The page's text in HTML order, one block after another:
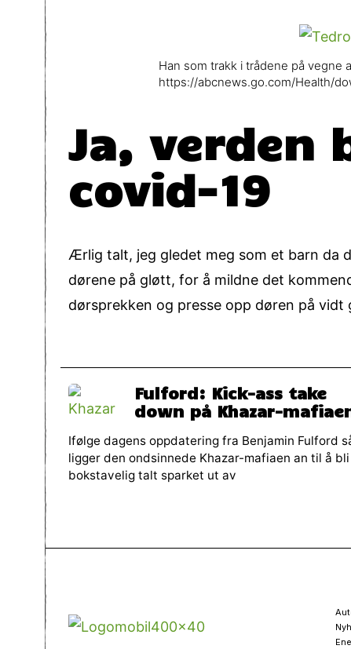
Han som trakk i trådene på vegne
https://abcnews.go.com/Health/
Ja, verden
covid-19
Ærlig talt, jeg gledet meg som et barn da
dørene på gløtt, for å mildne det
dørsprekken og presse opp døren på vidt
Fulford: Kick-ass take
down på Khazar-
Ifølge dagens oppdatering fra Benjamin Fulford
ligger den ondsinnede Khazar-mafiaen an til å bli
bokstavelig talt sparket ut av